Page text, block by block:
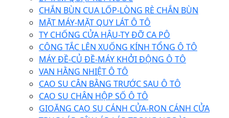
CHẮN BÙN CUA LỐP-LÒNG RÈ CHẮN BÙN
MẶT MÁY-MẶT QUY LÁT Ô TÔ
TY CHỐNG CỬA HẬU-TY ĐỠ CA PÔ
CÔNG TẮC LÊN XUỐNG KÍNH TỔNG Ô TÔ
MÁY ĐỀ-CỦ ĐỀ-MÁY KHỞI ĐỘNG Ô TÔ
VAN HẰNG NHIỆT Ô TÔ
CAO SU CÂN BẰNG TRƯỚC SAU Ô TÔ
CAO SU CHÂN HỘP SỐ Ô TÔ
GIOĂNG CAO SU CÁNH CỬA-RON CÁNH CỬA